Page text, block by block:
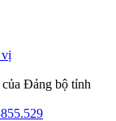
Đảng bộ tỉnh